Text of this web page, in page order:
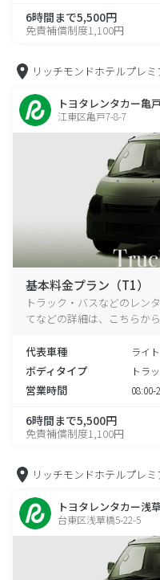
6時間まで5,500円
免責補償制度1,100円
リッチモンドホテルプレ
トヨタレンタカー亀
江東区亀戸7-8-7
基本料金プラン（T1）
トラック・バスなどのレン
てなどの詳細は、こちらか
代表車種 ライ
ボディタイプ トラ
営業時間 08:00-
6時間まで5,500円
免責補償制度1,100円
リッチモンドホテルプレ
トヨタレンタカー浅
台東区浅草橋5-22-5